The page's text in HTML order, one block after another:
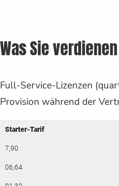
Was Sie
Full-Service-Lizenzen
Provision während der
Starter-Tarif
7,90
06,64